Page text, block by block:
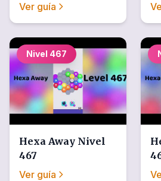
Ver guía
Nivel 467
Hexa Away Nivel
467
Ver guía